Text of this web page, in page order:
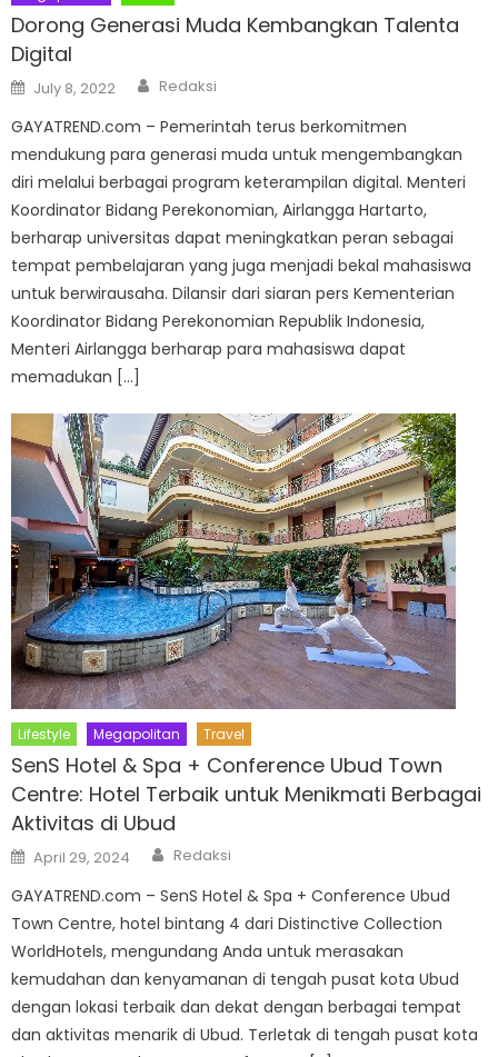
Dorong Generasi Muda Kembangkan Talenta
Digital
Posted
on
July 8, 2022 Author
Redaksi
GAYATREND.com – Pemerintah terus berkomitmen
mendukung para generasi muda untuk mengembangkan
diri melalui berbagai program keterampilan digital. Menteri
Koordinator Bidang Perekonomian, Airlangga Hartarto,
berharap universitas dapat meningkatkan peran sebagai
tempat pembelajaran yang juga menjadi bekal mahasiswa
untuk berwirausaha. Dilansir dari siaran pers Kementerian
Koordinator Bidang Perekonomian Republik Indonesia,
Menteri Airlangga berharap para mahasiswa dapat
memadukan […]
Lifestyle Megapolitan Travel
SenS Hotel & Spa + Conference Ubud Town
Centre: Hotel Terbaik untuk Menikmati Berbagai
Aktivitas di Ubud
Posted
on
April 29, 2024 Author
Redaksi
GAYATREND.com – SenS Hotel & Spa + Conference Ubud
Town Centre, hotel bintang 4 dari Distinctive Collection
WorldHotels, mengundang Anda untuk merasakan
kemudahan dan kenyamanan di tengah pusat kota Ubud
dengan lokasi terbaik dan dekat dengan berbagai tempat
dan aktivitas menarik di Ubud. Terletak di tengah pusat kota